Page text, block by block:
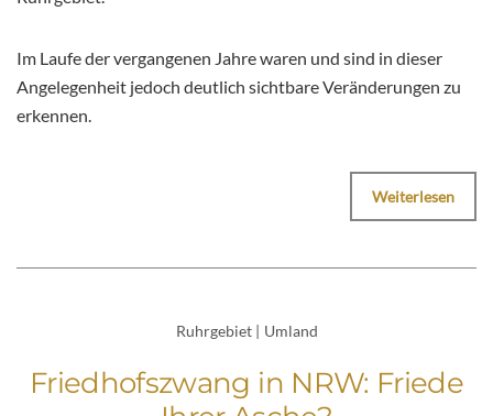
Im Laufe der vergangenen Jahre waren und sind in dieser
Angelegenheit jedoch deutlich sichtbare Veränderungen zu
erkennen.
Weiterlesen
Ruhrgebiet | Umland
Friedhofszwang in NRW: Friede